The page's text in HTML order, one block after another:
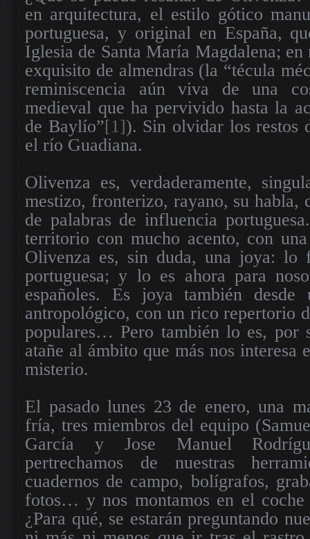
en arquitectura, el estilo gótico
portuguesa, y original en España,
Iglesia de Santa María Magdalena;
exquisito de almendras (la “técula
reminiscencia aún viva de una
medieval que ha pervivido hasta la
de Baylío”[1]). Sin olvidar los restos
el río Guadiana.
Olivenza es, verdaderamente,
mestizo, fronterizo, rayano, su habla,
de palabras de influencia
territorio con mucho acento, con
Olivenza es, sin duda, una joya: lo
portuguesa; y lo es ahora para
españoles. Es joya también
antropológico, con un rico repertorio
populares… Pero también lo es, por
atañe al ámbito que más nos interesa
misterio.
El pasado lunes 23 de enero, una
fría, tres miembros del equipo
García y Jose Manuel
pertrechamos de nuestras
cuadernos de campo, bolígrafos,
fotos… y nos montamos en el
¿Para qué, se estarán preguntando